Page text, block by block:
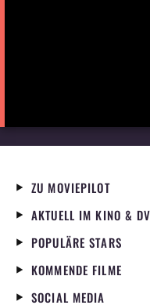
ZU MOVIEPILOT
AKTUELL IM KINO &
POPULÄRE STARS
KOMMENDE FILME
SOCIAL MEDIA